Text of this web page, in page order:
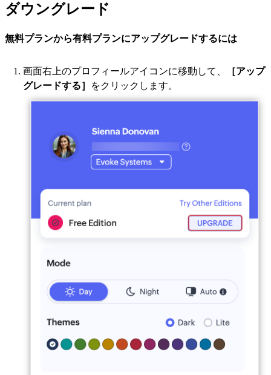
ダウングレード
無料プランから有料プランにアップグレードするには
画面右上のプロフィールアイコンに移動して、
［アップ
グレードする］
をクリックします。